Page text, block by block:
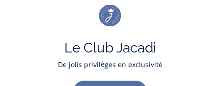
Le Club Jacadi
De jolis privilèges en exclusivité